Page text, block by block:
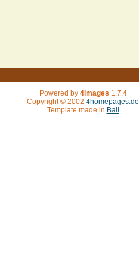
Powered by 4images 1.7.4
Copyright © 2002 4homepages.de
Template made in Bali